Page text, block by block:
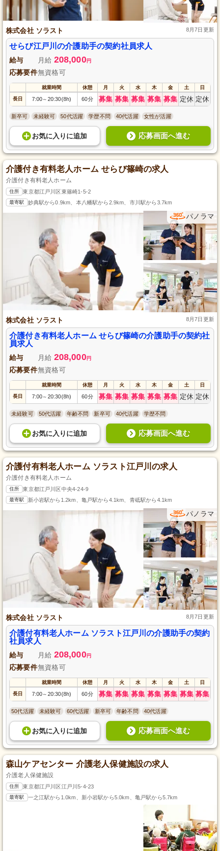
株式会社 ソラスト 8月7日更新
せらび江戸川の介護助手の契約社員求人
給与 月給 208,000円
応募要件無資格可
就業時間 休憩 月 火 水 木 金 土 日
長日 7:00～ 20:30(8h) 60分 募集 募集 募集 募集 募集 定休 定休
新卒可 未経験可 50代活躍 学歴不問 40代活躍 女性が活躍
お気に入り に追加 応募画面へ進む
介護付き有料老人ホーム せらび篠崎の求人
介護付き有料老人ホーム
住所 東京都江戸川区東篠崎1-5-2
最寄駅 妙典駅から0.9km、本八幡駅から2.9km、市川駅から3.7km
パノラマ
株式会社 ソラスト 8月7日更新
介護付き有料老人ホーム せらび篠崎の介護助手の契約社
員求人
給与 月給 208,000円
応募要件無資格可
就業時間 休憩 月 火 水 木 金 土 日
長日 7:00～ 20:30(8h) 60分 募集 募集 募集 募集 募集 定休 定休
未経験可 50代活躍 年齢不問 新卒可 40代活躍 学歴不問
お気に入り に追加 応募画面へ進む
介護付有料老人ホーム ソラスト江戸川の求人
介護付き有料老人ホーム
住所 東京都江戸川区中央4-24-9
最寄駅 新小岩駅から1.2km、亀戸駅から4.1km、青砥駅から4.1km
パノラマ
株式会社 ソラスト 8月7日更新
介護付有料老人ホーム ソラスト江戸川の介護助手の契約
社員求人
給与 月給 208,000円
応募要件無資格可
就業時間 休憩 月 火 水 木 金 土 日
長日 7:00～ 20:30(8h) 60分 募集 募集 募集 募集 募集 募集 募集
50代活躍 未経験可 60代活躍 新卒可 年齢不問 40代活躍
お気に入り に追加 応募画面へ進む
森山ケアセンター 介護老人保健施設の求人
介護老人保健施設
住所 東京都江戸川区江戸川5-4-23
最寄駅 一之江駅から1.0km、新小岩駅から5.0km、亀戸駅から5.7km